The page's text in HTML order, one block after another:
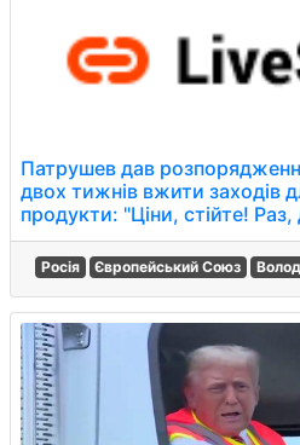
Патрушев дав
двох тижнів вжити заходів
продукти: "Ціни, стійте! Раз,
Росія Європейський Союз